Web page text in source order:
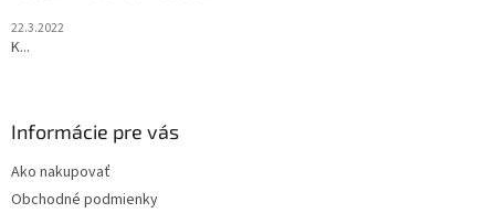
22.3.2022
K...
Informácie pre vás
Ako nakupovať
Obchodné podmienky